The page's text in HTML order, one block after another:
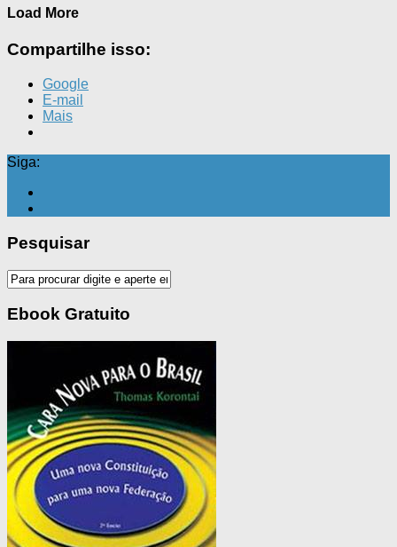
Load More
Compartilhe isso:
Google
E-mail
Mais
Siga:
Pesquisar
Ebook Gratuito